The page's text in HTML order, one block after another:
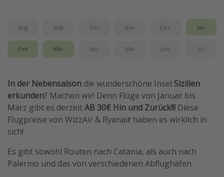
Strandurlaub
Gruppenreisen
Hotels in Hamburg
Hotels am Achensee
Weitere Themen
Reise Journal
Familienurlaub in der Türkei
Rundreisen in Thailand
Aug Sep Okt Nov Dez Jan
Feb Mär Apr Mai Jun Jul
In der Nebensaison die wunderschöne Insel Sizilien
erkunden? Machen wir! Denn Flüge von Januar bis
März gibt es derzeitAB 30€ Hin und Zurück!!! Diese
Flugpreise von WizzAir & Ryanair haben es wirklich in
sich!
Es gibt sowohl Routen nach Catania, als auch nach
Palermo und das von verschiedenen Abflughäfen.